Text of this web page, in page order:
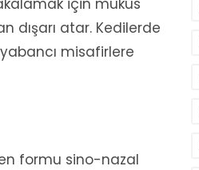
dışarı atar. Kedilerde
misafirlere
formu sino-nazal